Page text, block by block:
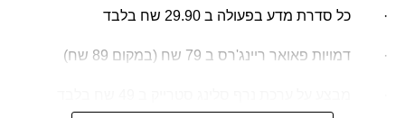
· כל סדרת מדע בפעולה ב 29.90 שח בלבד
· דמויות פאואר ריינג'רס ב 79 שח (במקום 89 שח)